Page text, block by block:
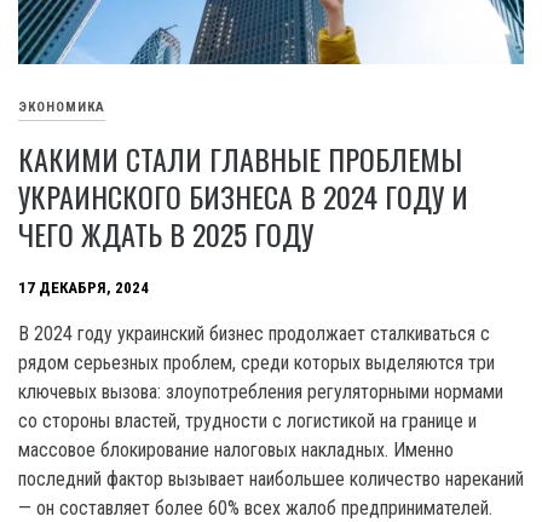
ЭКОНОМИКА
КАКИМИ СТАЛИ ГЛАВНЫЕ ПРОБЛЕМЫ
УКРАИНСКОГО БИЗНЕСА В 2024 ГОДУ И
ЧЕГО ЖДАТЬ В 2025 ГОДУ
17 ДЕКАБРЯ, 2024
В 2024 году украинский бизнес продолжает сталкиваться с
рядом серьезных проблем, среди которых выделяются три
ключевых вызова: злоупотребления регуляторными нормами
со стороны властей, трудности с логистикой на границе и
массовое блокирование налоговых накладных. Именно
последний фактор вызывает наибольшее количество нареканий
— он составляет более 60% всех жалоб предпринимателей.